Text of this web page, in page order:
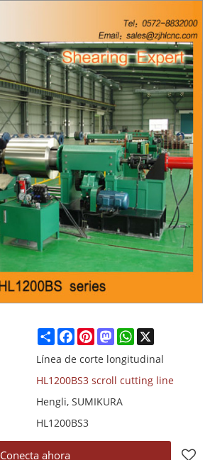
ShareFacebook
PinterestMastodonWhatsApp
X
Línea de corte longitudinal
HL1200BS3 scroll cutting line
Hengli, SUMIKURA
HL1200BS3
Conecta ahora